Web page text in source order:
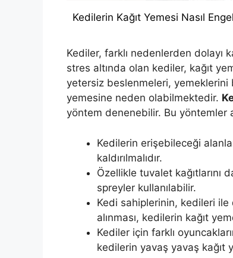
Kedilerin Kağıt Yemesi Nasıl
Kediler, farklı nedenlerden dolayı
stres altında olan kediler, kağıt
yetersiz beslenmeleri, yemeklerini
yemesine neden olabilmektedir.
yöntem denenebilir. Bu yöntemler
Kedilerin erişebileceği
kaldırılmalıdır.
Özellikle tuvalet kağıtlarını
spreyler kullanılabilir.
Kedi sahiplerinin, kedileri
alınması, kedilerin kağıt
Kediler için farklı
kedilerin yavaş yavaş kağıt